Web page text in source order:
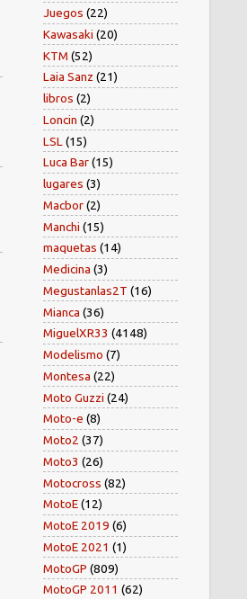
Juegos (22)
Kawasaki (20)
KTM (52)
Laia Sanz (21)
libros (2)
Loncin (2)
LSL (15)
Luca Bar(15)
lugares (3)
Macbor(2)
Manchi (15)
maquetas (14)
Medicina (3)
Megustanlas2T (16)
Mianca (36)
MiguelXR33 (4148)
Modelismo (7)
Montesa (22)
Moto Guzzi (24)
Moto-e (8)
Moto2 (37)
Moto3 (26)
Motocross (82)
MotoE(12)
MotoE 2019 (6)
MotoE 2021 (1)
MotoGP (809)
MotoGP 2011 (62)